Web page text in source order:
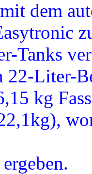
dem
Tanks
22-Liter-
kg